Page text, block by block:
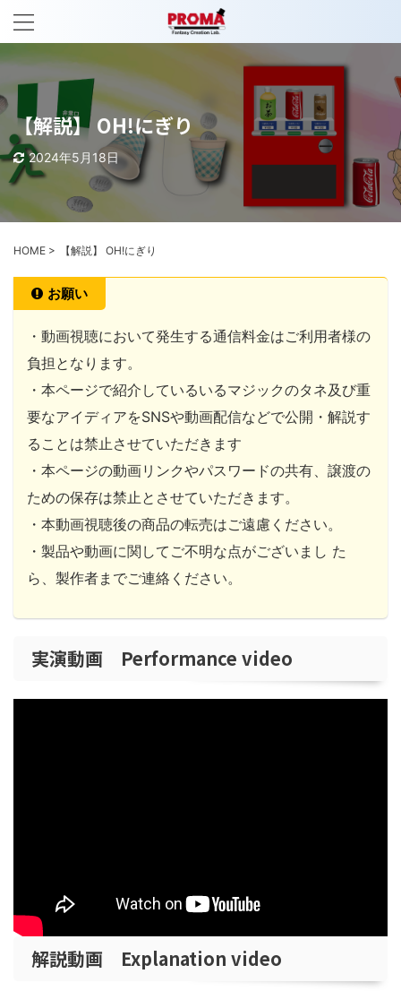
【解説】 OH!にぎり
2024年5月18日
HOME > 【解説】 OH!にぎり
お願い
・動画視聴において発生する通信料金はご利用者様の
負担となります。
・本ページで紹介しているいるマジックのタネ及び重
要なアイディアをSNSや動画配信などで公開・解説す
ることは禁止させていただきます
・本ページの動画リンクやパスワードの共有、譲渡の
ための保存は禁止とさせていただきます。
・本動画視聴後の商品の転売はご遠慮ください。
・製品や動画に関してご不明な点がございまし た
ら、製作者までご連絡ください。
実演動画 Performance video
解説動画 Explanation video